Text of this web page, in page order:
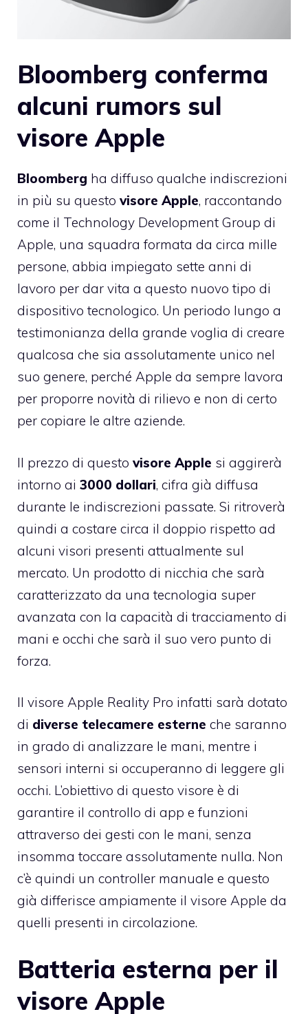
Bloomberg conferma
alcuni rumors sul
visore Apple
Bloomberg ha diffuso qualche indiscrezioni
in più su questo visore Apple, raccontando
come il Technology Development Group di
Apple, una squadra formata da circa mille
persone, abbia impiegato sette anni di
lavoro per dar vita a questo nuovo tipo di
dispositivo tecnologico. Un periodo lungo a
testimonianza della grande voglia di creare
qualcosa che sia assolutamente unico nel
suo genere, perché Apple da sempre lavora
per proporre novità di rilievo e non di certo
per copiare le altre aziende.
Il prezzo di questo visore Apple si aggirerà
intorno ai 3000 dollari, cifra già diffusa
durante le indiscrezioni passate. Si ritroverà
quindi a costare circa il doppio rispetto ad
alcuni visori presenti attualmente sul
mercato. Un prodotto di nicchia che sarà
caratterizzato da una tecnologia super
avanzata con la capacità di tracciamento di
mani e occhi che sarà il suo vero punto di
forza.
Il visore Apple Reality Pro infatti sarà dotato
di diverse telecamere esterne che saranno
in grado di analizzare le mani, mentre i
sensori interni si occuperanno di leggere gli
occhi. L’obiettivo di questo visore è di
garantire il controllo di app e funzioni
attraverso dei gesti con le mani, senza
insomma toccare assolutamente nulla. Non
c’è quindi un controller manuale e questo
già differisce ampiamente il visore Apple da
quelli presenti in circolazione.
Batteria esterna per il
visore Apple